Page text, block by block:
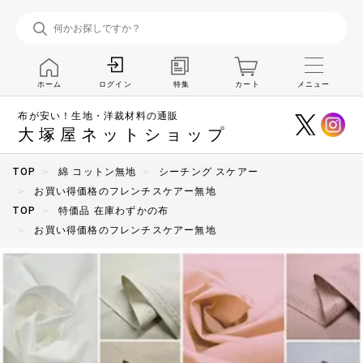
布が安い！生地・洋裁材料の通販
大塚屋ネットショップ
ホーム ログイン 特集 カート メニュー
TOP 綿 コットン無地
シーチング スケアー
お買い得価格のフレンチスケアー無地
TOP
特価品 在庫わずかの布
お買い得価格のフレンチスケアー無地